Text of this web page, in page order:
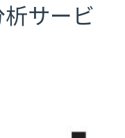
サービ